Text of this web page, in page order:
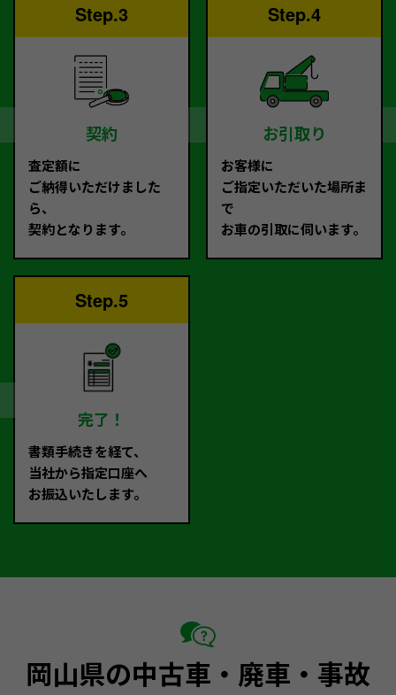
Step.3
契約
査定額に
ご納得いただけました
ら、
契約となります。
Step.4
お引取り
お客様に
ご指定いただいた場所ま
で
お車の引取に伺います。
Step.5
完了！
書類手続きを経て、
当社から指定口座へ
お振込いたします。
岡山県の中古車・廃車・事故